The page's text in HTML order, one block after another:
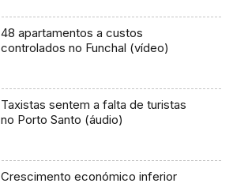
48 apartamentos a custos
controlados no Funchal (vídeo)
Taxistas sentem a falta de turistas
no Porto Santo (áudio)
Crescimento económico inferior